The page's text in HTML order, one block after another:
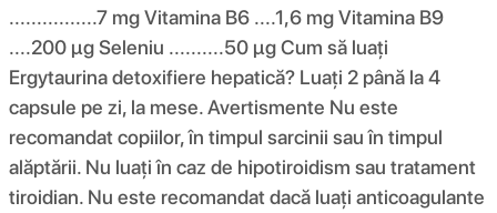
................7 mg Vitamina B6 ....1,6 mg Vitamina B9
....200 µg Seleniu ..........50 µg Cum să luați
Ergytaurina detoxifiere hepatică? Luați 2 până la 4
capsule pe zi, la mese. Avertismente Nu este
recomandat copiilor, în timpul sarcinii sau în timpul
alăptării. Nu luați în caz de hipotiroidism sau tratament
tiroidian. Nu este recomandat dacă luați anticoagulante